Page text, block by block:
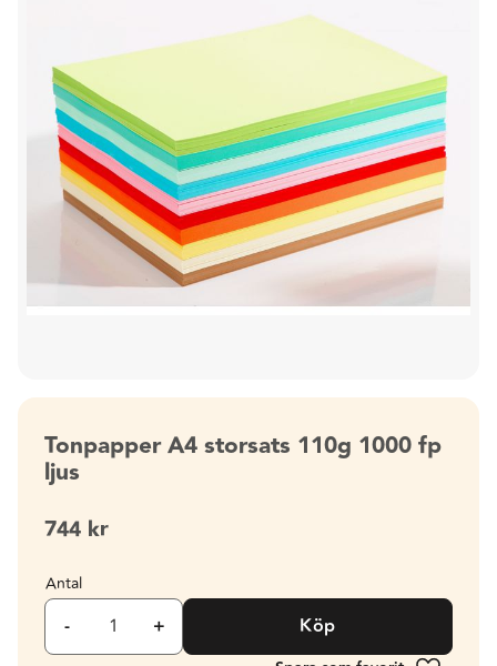
Tonpapper A4 storsats 110g 1000 fp
ljus
744 kr
Antal
+
- Köp